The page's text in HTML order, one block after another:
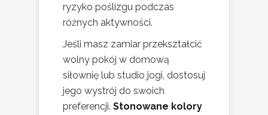
ryzyko poślizgu podczas
różnych aktywności.
Jeśli masz zamiar przekształcić
wolny pokój w domową
siłownię lub studio jogi, dostosuj
jego wystrój do swoich
preferencji. Stonowane kolory